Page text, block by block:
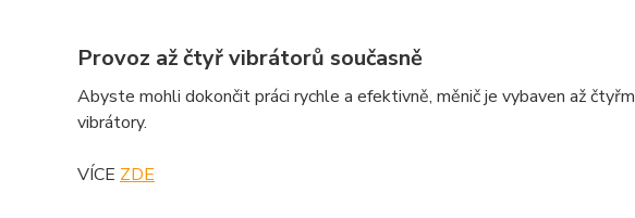
Provoz až čtyř vibrátorů současně
Abyste mohli dokončit práci rychle a efektivně, měnič je vybaven až
vibrátory.
VÍCE ZDE